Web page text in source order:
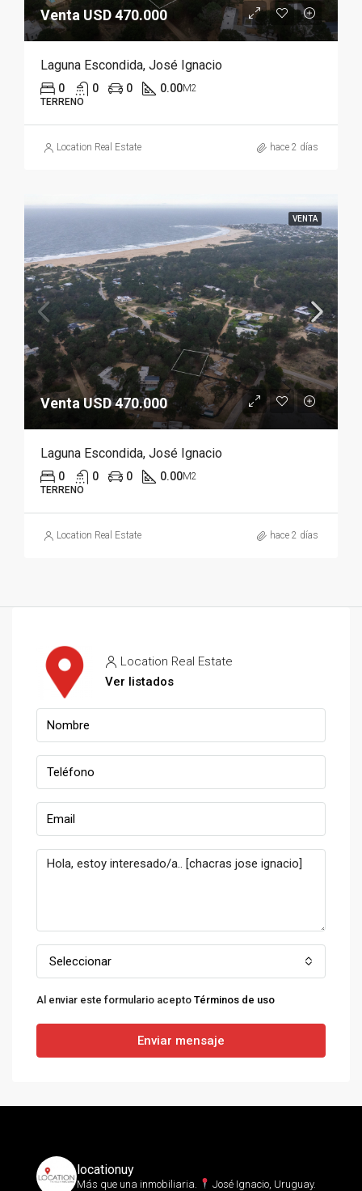
Venta USD 470.000
Laguna Escondida, José Ignacio
0 0 0 0.00M2
TERRENO
Location Real Estate hace 2 días
VENTA
Venta USD 470.000
Laguna Escondida, José Ignacio
0 0 0 0.00M2
TERRENO
Location Real Estate hace 2 días
Location Real Estate
Ver listados
Seleccionar
Al enviar este formulario acepto Términos de uso
Enviar mensaje
locationuy
Más que una inmobiliaria.⁣ José Ignacio, Uruguay.